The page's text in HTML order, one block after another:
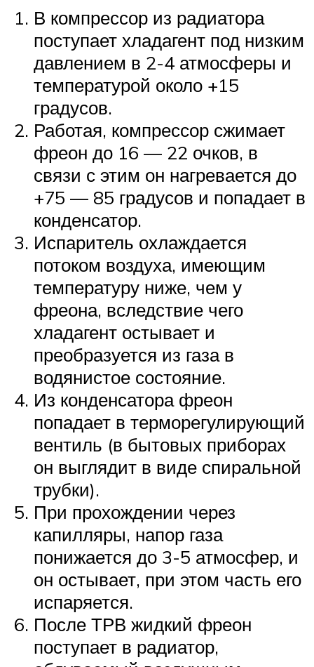
В компрессор из радиатора
поступает хладагент под низким
давлением в 2-4 атмосферы и
температурой около +15
градусов.
Работая, компрессор сжимает
фреон до 16 — 22 очков, в
связи с этим он нагревается до
+75 — 85 градусов и попадает в
конденсатор.
Испаритель охлаждается
потоком воздуха, имеющим
температуру ниже, чем у
фреона, вследствие чего
хладагент остывает и
преобразуется из газа в
водянистое состояние.
Из конденсатора фреон
попадает в терморегулирующий
вентиль (в бытовых приборах
он выглядит в виде спиральной
трубки).
При прохождении через
капилляры, напор газа
понижается до 3-5 атмосфер, и
он остывает, при этом часть его
испаряется.
После ТРВ жидкий фреон
поступает в радиатор,